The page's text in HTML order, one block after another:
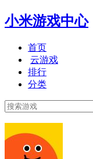
小米游戏中心
首页
云游戏
排行
分类